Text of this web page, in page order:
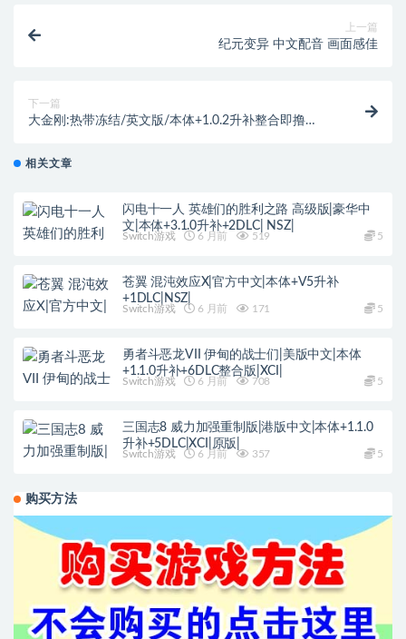
上一篇
纪元变异 中文配音 画面感佳
下一篇
大金刚:热带冻结/英文版/本体+1.0.2升补整合即撸
相关文章
闪电十一人 英雄们的胜利之路 高级版|豪华中
文|本体+3.1.0升补+2DLC| NSZ|
Switch游戏 6 月前 519 5
苍翼 混沌效应X|官方中文|本体+V5升补
+1DLC|NSZ|
Switch游戏 6 月前 171 5
勇者斗恶龙VII 伊甸的战士们|美版中文|本体
+1.1.0升补+6DLC整合版|XCI|
Switch游戏 6 月前 708 5
三国志8 威力加强重制版|港版中文|本体+1.1.0
升补+5DLC|XCI|原版|
Switch游戏 6 月前 357 5
购买方法